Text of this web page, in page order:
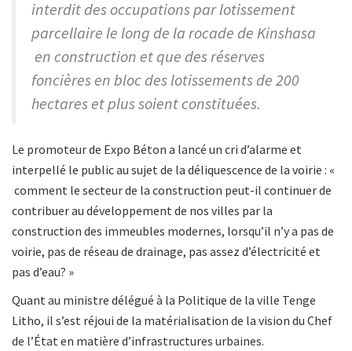
interdit des occupations par lotissement
parcellaire le long de la rocade de Kinshasa
en construction et que des réserves
foncières en bloc des lotissements de 200
hectares et plus soient constituées.
Le promoteur de Expo Béton a lancé un cri d’alarme et
interpellé le public au sujet de la déliquescence de la voirie : «
comment le secteur de la construction peut-il continuer de
contribuer au développement de nos villes par la
construction des immeubles modernes, lorsqu’il n’y a pas de
voirie, pas de réseau de drainage, pas assez d’électricité et
pas d’eau? »
Quant au ministre délégué à la Politique de la ville Tenge
Litho, il s’est réjoui de la matérialisation de la vision du Chef
de l’État en matière d’infrastructures urbaines.